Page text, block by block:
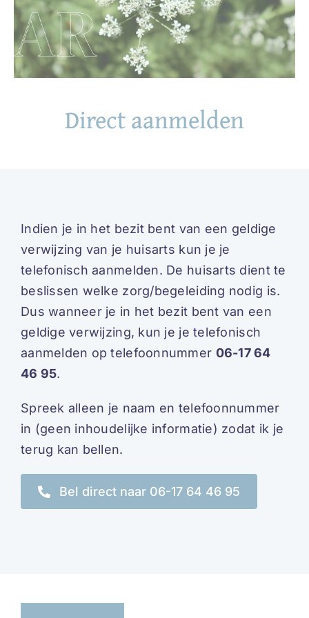
Direct aanmelden
Indien je in het bezit bent van een geldige
verwijzing van je huisarts kun je je
telefonisch aanmelden. De huisarts dient te
beslissen welke zorg/begeleiding nodig is.
Dus wanneer je in het bezit bent van een
geldige verwijzing, kun je je telefonisch
aanmelden op telefoonnummer 06-17 64
46 95.
Spreek alleen je naam en telefoonnummer
in (geen inhoudelijke informatie) zodat ik je
terug kan bellen.
Bel direct naar 06-17 64 46 95